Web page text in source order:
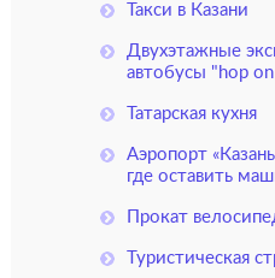
Такси в Казани
Двухэтажные
автобусы "hop
Татарская кухня
Аэропорт
где оставить
Прокат
Туристическая